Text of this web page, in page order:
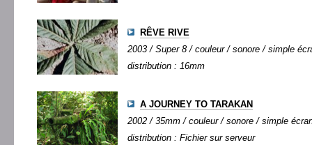
RÊVE RIVE
2003 / Super 8 / couleur / sonore / simple
distribution : 16mm
A JOURNEY TO TARAKAN
2002 / 35mm / couleur / sonore / simple
distribution : Fichier sur serveur